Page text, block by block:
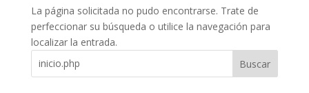
La página solicitada no pudo encontrarse. Trate de
perfeccionar su búsqueda o utilice la navegación para
localizar la entrada.
Buscar